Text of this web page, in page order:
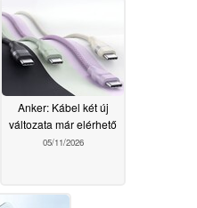
Anker: Kábel két új
változata már elérhető
05/11/2026